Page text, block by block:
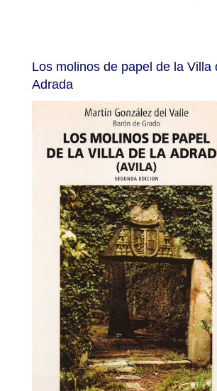
Los molinos de papel de la Villa
Adrada